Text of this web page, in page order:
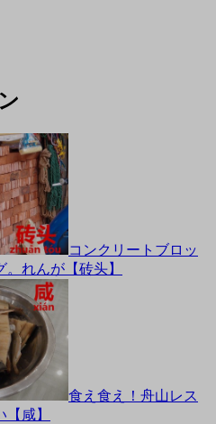
コンクリートブロッ
れんが【砖头】
食え食え！舟山レス
咸】